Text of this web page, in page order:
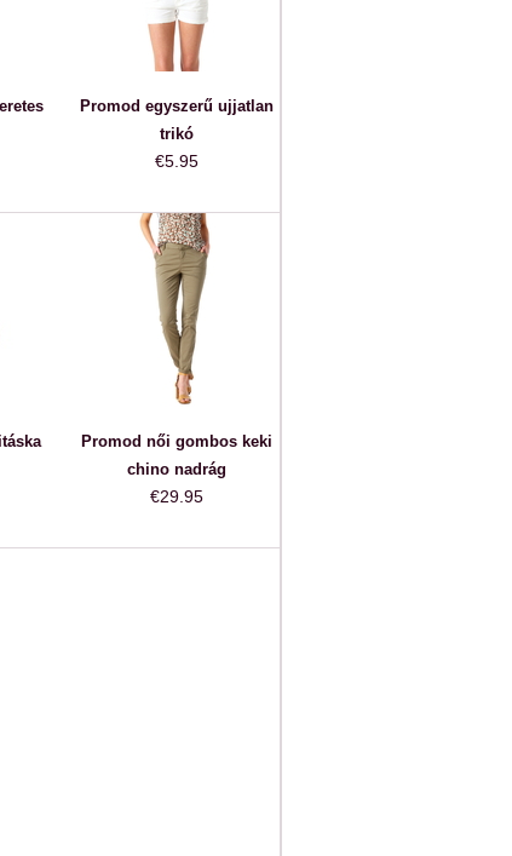
Promod egyszerű ujjatlan
trikó
€5.95
Promod női gombos keki
chino nadrág
€29.95